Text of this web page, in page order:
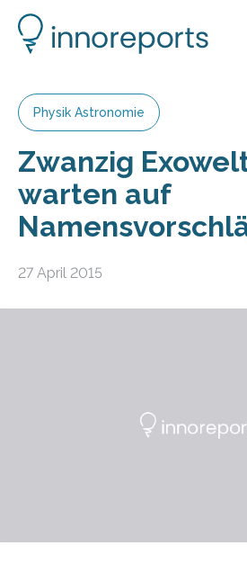
Physik Astronomie
Zwanzig
warten auf
27 April 2015